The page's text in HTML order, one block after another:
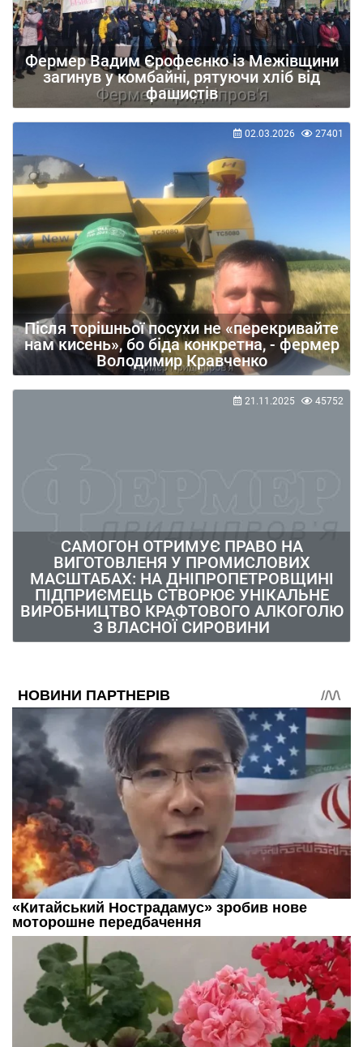
Фермер Вадим Єрофеєнко із Межівщини
загинув у комбайні, рятуючи хліб від
фашистів
Після торішньої посухи не «перекривайте
нам кисень», бо біда конкретна, - фермер
Володимир Кравченко
02.03.2026 27401
САМОГОН ОТРИМУЄ ПРАВО НА
ВИГОТОВЛЕНЯ У ПРОМИСЛОВИХ
МАСШТАБАХ: НА ДНІПРОПЕТРОВЩИНІ
ПІДПРИЄМЕЦЬ СТВОРЮЄ УНІКАЛЬНЕ
ВИРОБНИЦТВО КРАФТОВОГО АЛКОГОЛЮ
З ВЛАСНОЇ СИРОВИНИ
21.11.2025 45752